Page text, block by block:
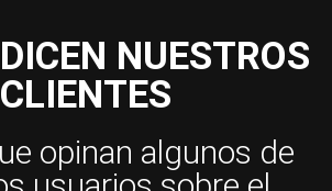
NUESTROS
CLIENTES
opinan algunos de